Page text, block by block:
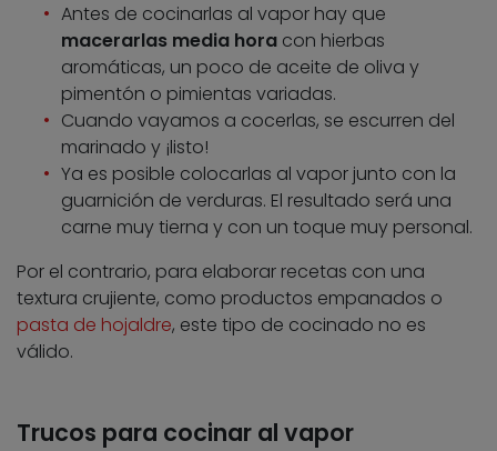
Antes de cocinarlas al vapor hay que
macerarlas media hora con hierbas
aromáticas, un poco de aceite de oliva y
pimentón o pimientas variadas.
Cuando vayamos a cocerlas, se escurren del
marinado y ¡listo!
Ya es posible colocarlas al vapor junto con la
guarnición de verduras. El resultado será una
carne muy tierna y con un toque muy personal.
Por el contrario, para elaborar recetas con una
textura crujiente, como productos empanados o
pasta de hojaldre, este tipo de cocinado no es
válido.
Trucos para cocinar al vapor